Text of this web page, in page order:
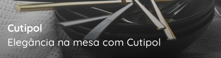
Cutipol
Elegância na mesa com Cutipol